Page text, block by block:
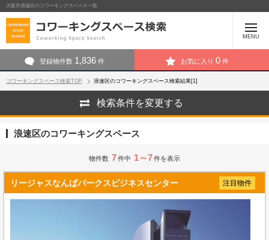
大阪市浪速区のコワーキングスペース一覧
MENU
登録物件数 1,836 件 お気に入り 0 件
コワーキングスペース検索TOP 浪速区のコワーキングスペース検索結果[1]
検索条件を変更する
浪速区のコワーキングスペース
物件数 7件中 1～7件を表示
リージャスなんばパークスビジネスセンター 注目物件